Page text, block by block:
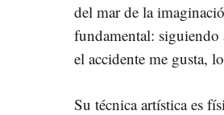
del mar de la
fundamental: siguiendo
el accidente me gusta,
Su técnica artística es